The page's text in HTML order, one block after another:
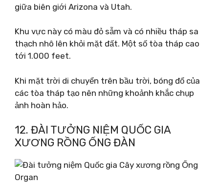
giữa biên giới Arizona và Utah.
Khu vực này có màu đỏ sẫm và có nhiều tháp sa
thạch nhô lên khỏi mặt đất. Một số tòa tháp cao
tới 1.000 feet.
Khi mặt trời di chuyển trên bầu trời, bóng đổ của
các tòa tháp tạo nên những khoảnh khắc chụp
ảnh hoàn hảo.
12. ĐÀI TƯỞNG NIỆM QUỐC GIA
XƯƠNG RỒNG ỐNG ĐÀN